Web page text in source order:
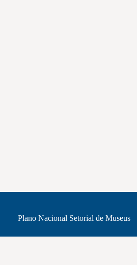
Plano Nacional Setorial de Museus